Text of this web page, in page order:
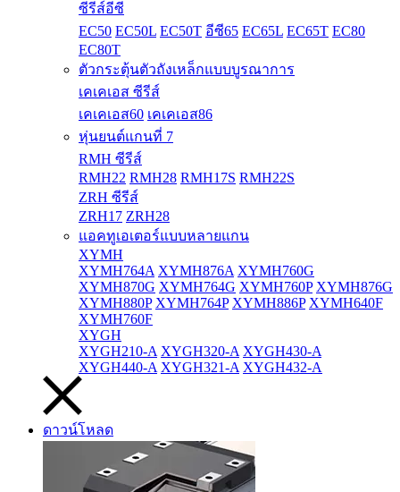
ซีรีส์อีซี
EC50 EC50L EC50T อีซี65 EC65L EC65T EC80
EC80T
ตัวกระตุ้นตัวถังเหล็กแบบบูรณาการ
เคเคเอส ซีรีส์
เคเคเอส60 เคเคเอส86
หุ่นยนต์แกนที่ 7
RMH ซีรีส์
RMH22 RMH28 RMH17S RMH22S
ZRH ซีรีส์
ZRH17 ZRH28
แอคทูเอเตอร์แบบหลายแกน
XYMH
XYMH764A XYMH876A XYMH760G
XYMH870G XYMH764G XYMH760P XYMH876G
XYMH880P XYMH764P XYMH886P XYMH640F
XYMH760F
XYGH
XYGH210-A XYGH320-A XYGH430-A
XYGH440-A XYGH321-A XYGH432-A
ดาวน์โหลด